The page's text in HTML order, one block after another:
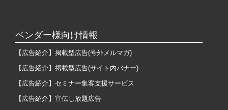
ベンダー様向け情報
【広告紹介】掲載型広告(号外メルマガ)
【広告紹介】掲載型広告(サイト内バナー)
【広告紹介】セミナー集客支援サービス
【広告紹介】宣伝し放題広告